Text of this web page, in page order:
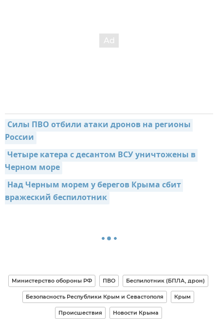
Силы ПВО отбили атаки дронов на регионы
России
Четыре катера с десантом ВСУ уничтожены в
Черном море
Над Черным морем у берегов Крыма сбит
вражеский беспилотник
Министерство обороны РФ ПВО Беспилотник (БПЛА, дрон)
Безопасность Республики Крым и Севастополя Крым
Происшествия Новости Крыма